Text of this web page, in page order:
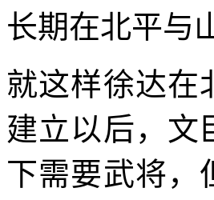
长期在北平与
就这样徐达在
建立以后，文
下需要武将，